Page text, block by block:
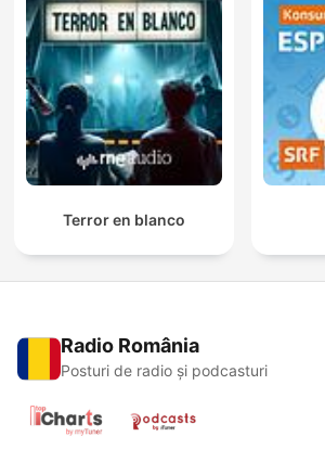
Terror en blanco
Radio România
Posturi de radio și podcasturi